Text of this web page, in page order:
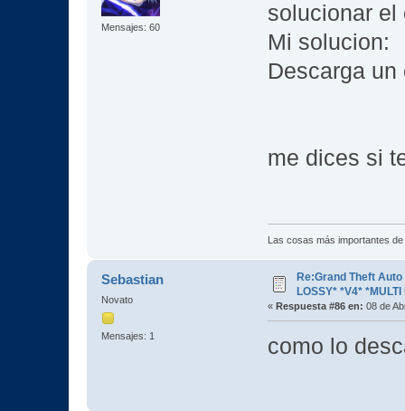
Mensajes: 60
solucionar el
Mi solucion:
Descarga
me dices si
Las cosas más importantes
Sebastian
Novato
Mensajes: 1
Re:Grand Theft
LOSSY* *V4*
« Respuesta #86 en: 08 de
como lo